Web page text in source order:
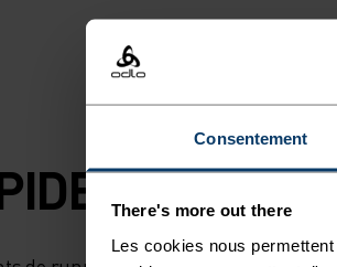
Consentement
There's more out there
Les cookies nous
COMME